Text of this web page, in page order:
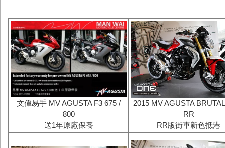
文偉易手 MV AGUSTA F3 675 /
800
送1年原廠保養
2015 MV AGUSTA
RR
RR版街車新色抵港